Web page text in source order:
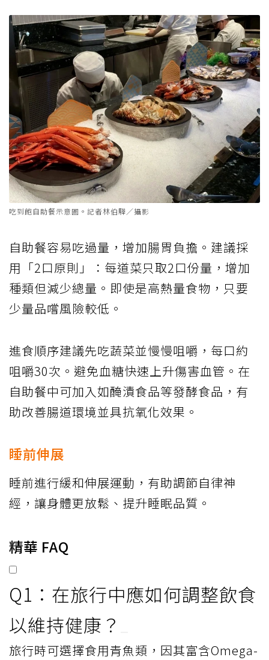
吃到飽自助餐示意圖。記者林伯驊／攝影
自助餐容易吃過量，增加腸胃負擔。建議採
用「2口原則」：每道菜只取2口份量，增加
種類但減少總量。即使是高熱量食物，只要
少量品嚐風險較低。
進食順序建議先吃蔬菜並慢慢咀嚼，每口約
咀嚼30次。避免血糖快速上升傷害血管。在
自助餐中可加入如醃漬食品等發酵食品，有
助改善腸道環境並具抗氧化效果。
睡前伸展
睡前進行緩和伸展運動，有助調節自律神
經，讓身體更放鬆、提升睡眠品質。
精華 FAQ
Q1：在旅行中應如何調整飲食
以維持健康？
旅行時可選擇食用青魚類，因其富含Omega-